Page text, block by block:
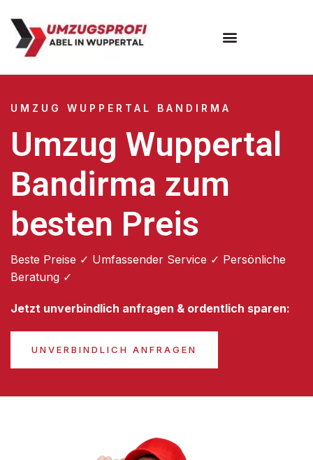
UMZUG WUPPERTAL BANDIRMA
Umzug Wuppertal
Bandirma zum
besten Preis
Beste Preise ✓ Umfassender Service ✓ Persönliche
Beratung ✓
Jetzt unverbindlich anfragen & ordentlich sparen:
UNVERBINDLICH ANFRAGEN